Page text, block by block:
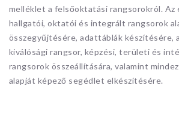
melléklet a felsőoktatási rangsorokról. Az
hallgatói, oktatói és integrált rangsorok
összegyűjtésére, adattáblák készítésére,
kiválósági rangsor, képzési, területi és
rangsorok összeállítására, valamint
alapját képező segédlet elkészítésére.